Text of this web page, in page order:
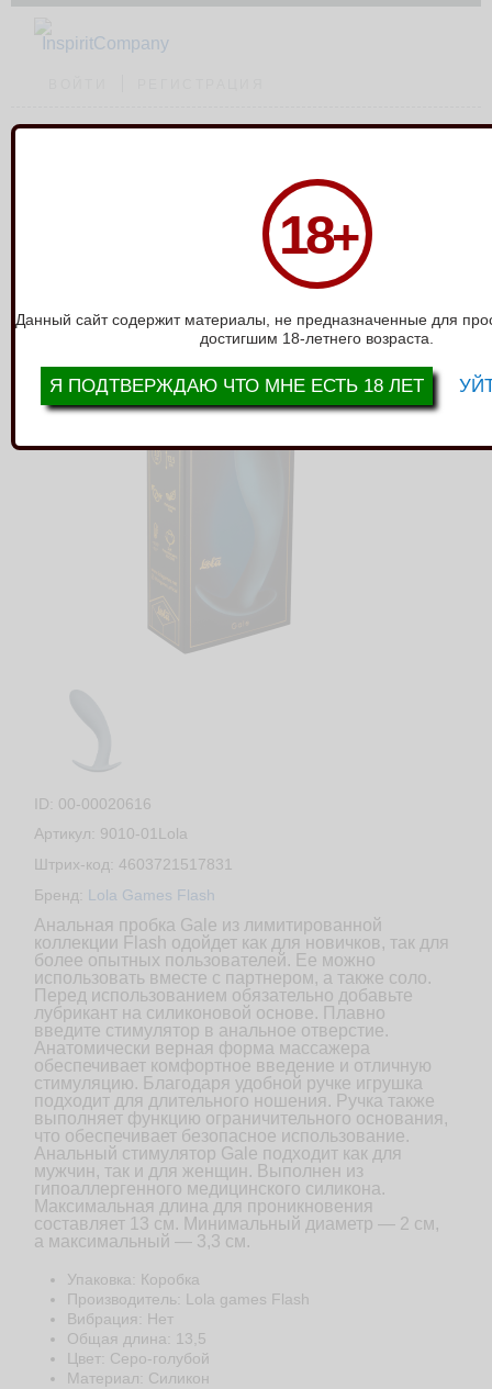
18+
Данный сайт содержит материалы, не предназначенные для
достигшим 18-летнего возраста.
Я ПОДТВЕРЖДАЮ ЧТО МНЕ ЕСТЬ 18 ЛЕТ
Анальная пробка Flash Gale 9010-
АНАЛЬНАЯ ПРОБКА FLASH GALE
ID: 00-00020616
Артикул: 9010-01Lola
Штрих-код: 4603721517831
Бренд:
Lola Games Flash
Анальная пробка Gale из лимитированной
коллекции Flash одойдет как для новичков, так для
более опытных пользователей. Ее можно
использовать вместе с партнером, а также соло.
Перед использованием обязательно добавьте
лубрикант на силиконовой основе. Плавно
введите стимулятор в анальное отверстие.
Анатомически верная форма массажера
обеспечивает комфортное введение и отличную
стимуляцию. Благодаря удобной ручке игрушка
подходит для длительного ношения. Ручка также
выполняет функцию ограничительного основания,
что обеспечивает безопасное использование.
Анальный стимулятор Gale подходит как для
мужчин, так и для женщин. Выполнен из
гипоаллергенного медицинского силикона.
Максимальная длина для проникновения
составляет 13 см. Минимальный диаметр — 2 см,
а максимальный — 3,3 см.
Упаковка: Коробка
Производитель: Lola games Flash
Вибрация: Нет
Общая длина: 13,5
Цвет: Серо-голубой
Материал: Cиликон